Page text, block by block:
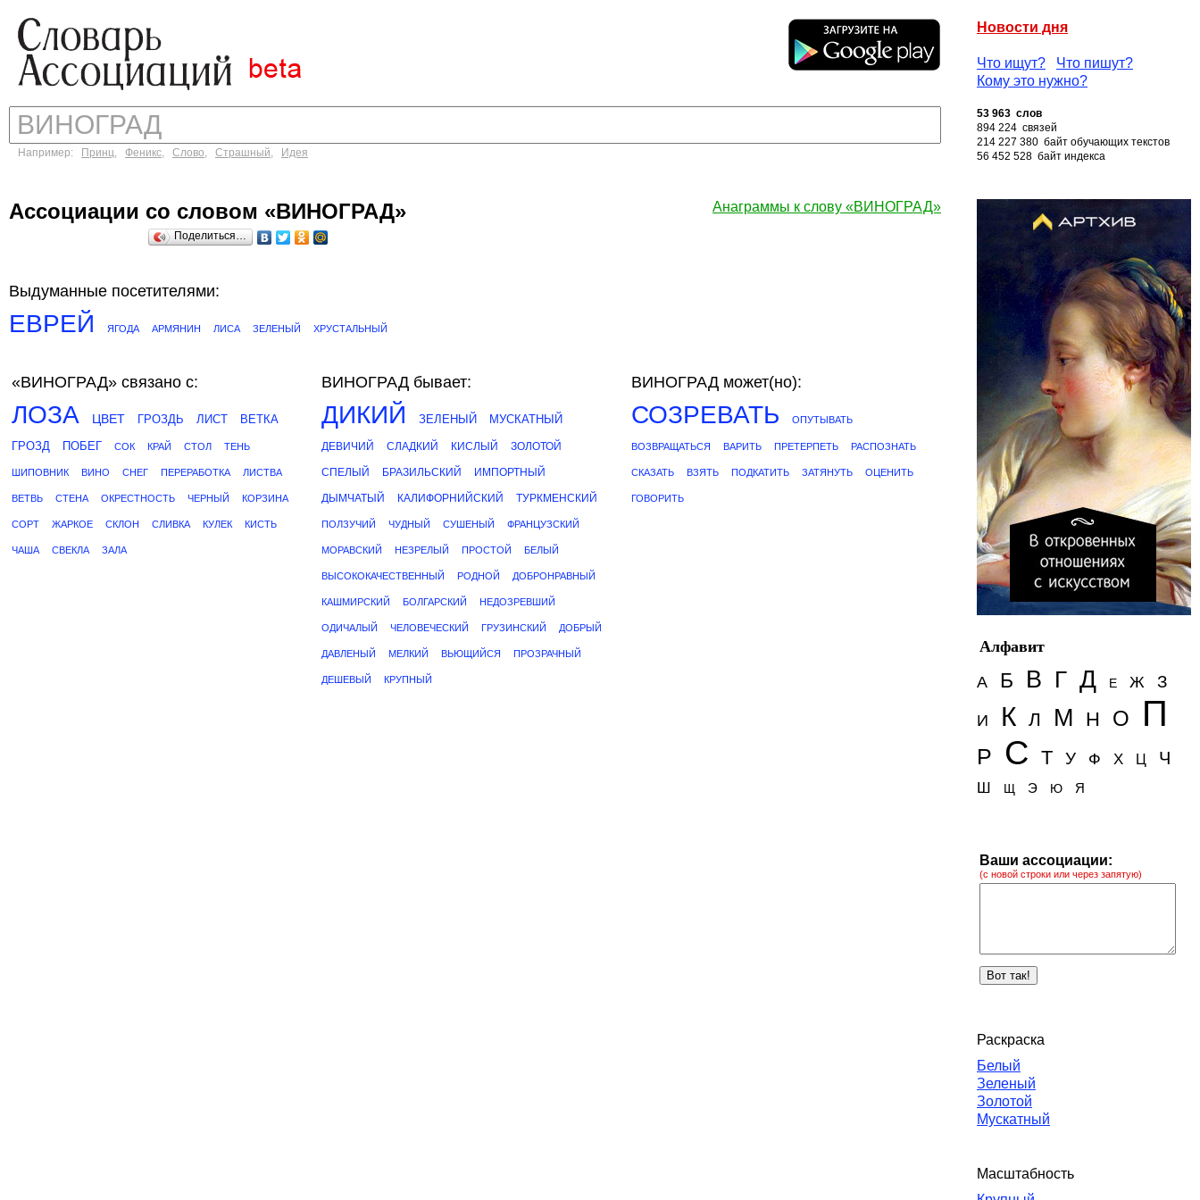
Новости дня
Что ищут?
Что пишут?
Кому это нужно?
Например: Принц, Феникс, Слово, Страшный, Идея
53 963 слов
894 224 связей
214 227 380 байт обучающих текстов
56 452 528 байт индекса
Анаграммы к слову «ВИНОГРАД»
Ассоциации со словом «ВИНОГРАД»
Поделиться…
Выдуманные посетителями:
ЕВРЕЙ ЯГОДА АРМЯНИН ЛИСА ЗЕЛЕНЫЙ ХРУСТАЛЬНЫЙ
«ВИНОГРАД» связано с:
ЛОЗА ЦВЕТ ГРОЗДЬ ЛИСТ
ВЕТКА
ГРОЗД
ПОБЕГ СОК КРАЙ СТОЛ ТЕНЬ
ШИПОВНИК ВИНО СНЕГ ПЕРЕРАБОТКА ЛИСТВА
ВЕТВЬ СТЕНА ОКРЕСТНОСТЬ ЧЕРНЫЙ КОРЗИНА
СОРТ ЖАРКОЕ СКЛОН СЛИВКА КУЛЕК КИСТЬ
ЧАША СВЕКЛА ЗАЛА
ВИНОГРАД бывает:
ДИКИЙ ЗЕЛЕНЫЙ МУСКАТНЫЙ
ДЕВИЧИЙ СЛАДКИЙ КИСЛЫЙ ЗОЛОТОЙ
СПЕЛЫЙ БРАЗИЛЬСКИЙ ИМПОРТНЫЙ
ДЫМЧАТЫЙ КАЛИФОРНИЙСКИЙ ТУРКМЕНСКИЙ
ПОЛЗУЧИЙ ЧУДНЫЙ СУШЕНЫЙ ФРАНЦУЗСКИЙ
МОРАВСКИЙ НЕЗРЕЛЫЙ ПРОСТОЙ БЕЛЫЙ
ВЫСОКОКАЧЕСТВЕННЫЙ РОДНОЙ ДОБРОНРАВНЫЙ
КАШМИРСКИЙ БОЛГАРСКИЙ НЕДОЗРЕВШИЙ
ОДИЧАЛЫЙ ЧЕЛОВЕЧЕСКИЙ ГРУЗИНСКИЙ ДОБРЫЙ
ДАВЛЕНЫЙ МЕЛКИЙ ВЬЮЩИЙСЯ ПРОЗРАЧНЫЙ
ДЕШЕВЫЙ КРУПНЫЙ
ВИНОГРАД может(но):
СОЗРЕВАТЬ ОПУТЫВАТЬ
ВОЗВРАЩАТЬСЯ ВАРИТЬ ПРЕТЕРПЕТЬ РАСПОЗНАТЬ
СКАЗАТЬ ВЗЯТЬ ПОДКАТИТЬ ЗАТЯНУТЬ ОЦЕНИТЬ
ГОВОРИТЬ
Алфавит
А
Б В Г Д Е Ж З
И К Л М Н О П
Р С Т У Ф Х Ц Ч
Ш Щ Э Ю Я
Ваши ассоциации:
(с новой строки или через запятую)
Раскраска
Белый
Зеленый
Золотой
Мускатный
Масштабность